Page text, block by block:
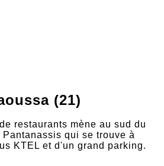
(21)
restaurants mène au sud du
qui se trouve à
KTEL et d'un grand parking.